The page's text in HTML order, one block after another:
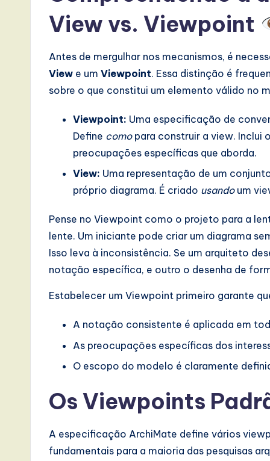
View vs. Viewpoint
Antes de mergulhar nos mecanismos, é
View e um Viewpoint. Essa distinção é
sobre o que constitui um elemento válido no
Viewpoint: Uma especificação de
Define comopara construir a view. Inclui
preocupações específicas que aborda.
View: Uma representação de um
próprio diagrama. É criado usandoum
Pense no Viewpoint como o projeto para a
lente. Um iniciante pode criar um diagrama
Isso leva à inconsistência. Se um arquiteto
notação específica, e outro o desenha de
Estabelecer um Viewpoint primeiro garante
A notação consistente é aplicada em
As preocupações específicas dos
O escopo do modelo é claramente
Os Viewpoints
A especificação ArchiMate define vários
fundamentais para a maioria das pesquisas